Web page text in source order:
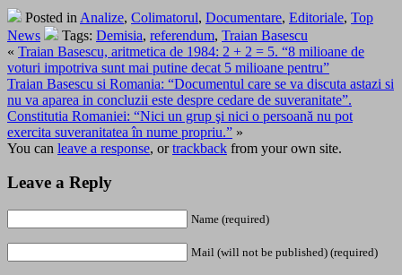
Posted in Analize, Colimatorul, Documentare, Editoriale, Top
News
Tags: Demisia, referendum, Traian Basescu
« Traian Basescu, aritmetica de 1984: 2 + 2 = 5. “8 milioane de
voturi impotriva sunt mai putine decat 5 milioane pentru”
Traian Basescu si Romania: “Documentul care se va discuta astazi si
nu va aparea in concluzii este despre cedare de suveranitate”.
Constitutia Romaniei: “Nici un grup şi nici o persoană nu pot
exercita suveranitatea în nume propriu.” »
You can leave a response, ortrackback from your own site.
Leave a Reply
Name (required)
Mail (will not be published) (required)